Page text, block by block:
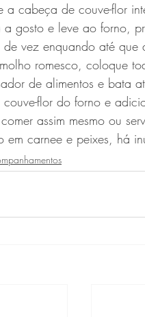
a cabeça de couve-flor
a gosto e leve ao forno,
de vez enquando até que
romesco, coloque
de alimentos e bata
couve-flor do forno e
assim mesmo ou
em carnee e peixes, há